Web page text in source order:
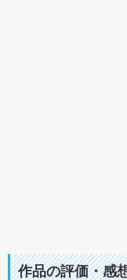
作品の評価・感